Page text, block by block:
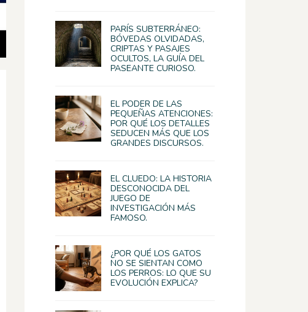
PARÍS SUBTERRÁNEO:
BÓVEDAS OLVIDADAS,
CRIPTAS Y PASAJES
OCULTOS, LA GUÍA DEL
PASEANTE CURIOSO.
EL PODER DE LAS
PEQUEÑAS ATENCIONES:
POR QUÉ LOS DETALLES
SEDUCEN MÁS QUE LOS
GRANDES DISCURSOS.
EL CLUEDO: LA HISTORIA
DESCONOCIDA DEL
JUEGO DE
INVESTIGACIÓN MÁS
FAMOSO.
¿POR QUÉ LOS GATOS
NO SE SIENTAN COMO
LOS PERROS: LO QUE SU
EVOLUCIÓN EXPLICA?